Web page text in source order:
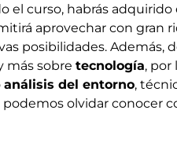
el curso, habrás adquirido
aprovechar con gran
posibilidades. Además,
más sobre tecnología, por
análisis del entorno,
olvidar conocer